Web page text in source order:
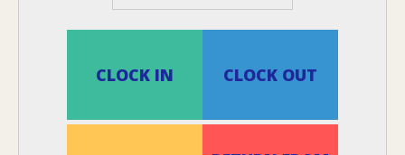
CLOCK IN CLOCK OUT